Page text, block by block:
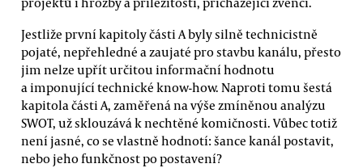
Jestliže první kapitoly části A byly silně technicistně
pojaté, nepřehledné a zaujaté pro stavbu kanálu, přesto
jim nelze upřít určitou informační hodnotu
a imponující technické know-how. Naproti tomu šestá
kapitola části A, zaměřená na výše zmíněnou analýzu
SWOT, už sklouzává k nechtěné komičnosti. Vůbec totiž
není jasné, co se vlastně hodnotí: šance kanál postavit,
nebo jeho funkčnost po postavení?